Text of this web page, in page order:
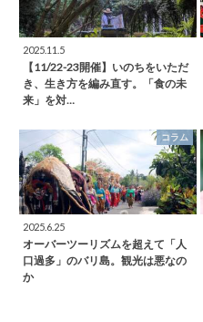
2025.11.5
【11/22-23開催】いのちをいただ
き、生き方を編み直す。「食の未
来」を対…
コラム
2025.6.25
オーバーツーリズムを超えて「人
口過多」のバリ島。観光は悪なの
か